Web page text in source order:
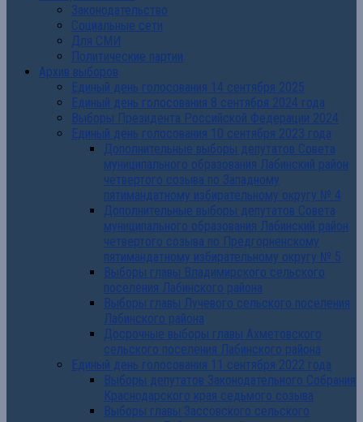
Законодательство
Социальные сети
Для СМИ
Политические партии
Архив выборов
Единый день голосования 14 сентября 2025
Единый день голосования 8 сентября 2024 года
Выборы Президента Российской Федерации 2024
Единый день голосования 10 сентября 2023 года
Дополнительные выборы депутатов Совета
муниципального образования Лабинский район
четвертого созыва по Западному
пятимандатному избирательному округу № 4
Дополнительные выборы депутатов Совета
муниципального образования Лабинский район
четвертого созыва по Предгорненскому
пятимандатному избирательному округу № 5
Выборы главы Владимирского сельского
поселения Лабинского района
Выборы главы Лучевого сельского поселения
Лабинского района
Досрочные выборы главы Ахметовского
сельского поселения Лабинского района
Единый день голосования 11 сентября 2022 года
Выборы депутатов Законодательного Собрания
Краснодарского края седьмого созыва
Выборы главы Зассовского сельского